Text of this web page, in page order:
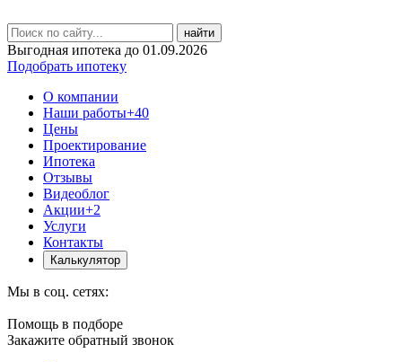
найти
Выгодная ипотека до 01.09.2026
Подобрать ипотеку
О компании
Наши работы+40
Цены
Проектирование
Ипотека
Отзывы
Видеоблог
Акции+2
Услуги
Контакты
Калькулятор
Мы в соц. сетях:
Помощь в подборе
Закажите обратный звонок